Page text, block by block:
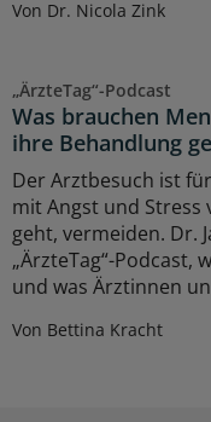
Von Dr. Nicola Zink
„ÄrzteTag“-Podcast
Was brauchen
ihre Behandlung
Der Arztbesuch ist
mit Angst und Stress
geht, vermeiden. Dr.
„ÄrzteTag“-Podcast,
und was Ärztinnen
Von Bettina Kracht